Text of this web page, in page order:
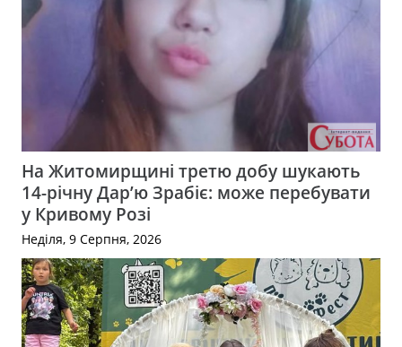
На Житомирщині третю добу шукають
14-річну Дар’ю Зрабіє: може перебувати
у Кривому Розі
Неділя, 9 Серпня, 2026